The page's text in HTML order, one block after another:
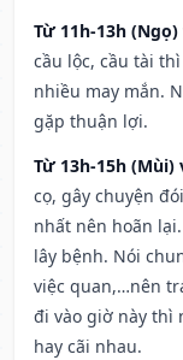
Từ 11h-13h
cầu lộc, cầu tài
nhiều may mắn.
gặp thuận lợi.
Từ 13h-15h (Mùi)
cọ, gây chuyện
nhất nên hoãn
lây bệnh. Nói
việc quan,…nên
đi vào giờ này thì
hay cãi nhau.